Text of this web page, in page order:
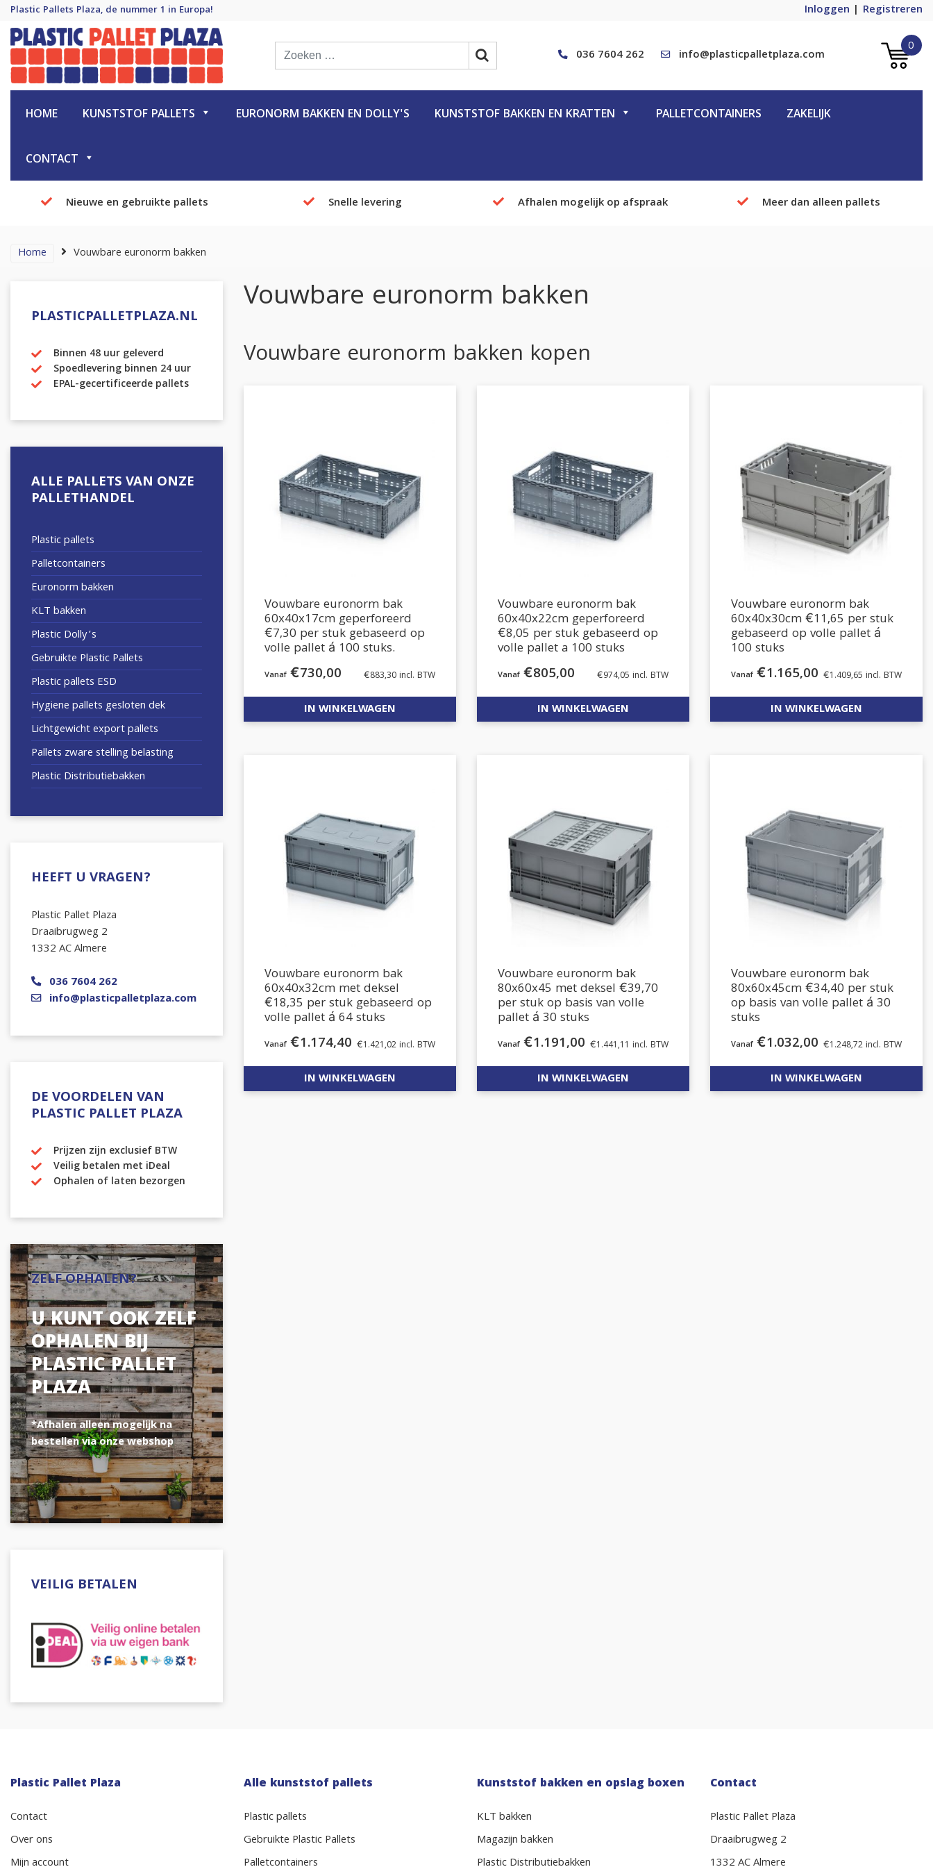
Plastic Pallets Plaza, de nummer 1 in Europa! Inloggen Registreren
Plastic Pallet Plaza
Plastic Pallets Plaza, de nummer 1 in Europa! 0
036 7604 262 info@plasticpalletplaza.com
HOME KUNSTSTOF PALLETS EURONORM BAKKEN EN DOLLY'S KUNSTSTOF BAKKEN EN KRATTEN PALLETCONTAINERS ZAKELIJK
CONTACT
Nieuwe en gebruikte pallets Snelle levering Afhalen mogelijk op afspraak Meer dan alleen pallets
Home Vouwbare euronorm bakken
PLASTICPALLETPLAZA.NL
Binnen 48 uur geleverd
Spoedlevering binnen 24 uur
EPAL-gecertificeerde pallets
ALLE PALLETS VAN ONZE
PALLETHANDEL
Plastic pallets
Palletcontainers
Euronorm bakken
KLT bakken
Plastic Dolly’s
Gebruikte Plastic Pallets
Plastic pallets ESD
Hygiene pallets gesloten dek
Lichtgewicht export pallets
Pallets zware stelling belasting
Plastic Distributiebakken
HEEFT U VRAGEN?
Plastic Pallet Plaza
Draaibrugweg 2
1332 AC Almere
036 7604 262
info@plasticpalletplaza.com
DE VOORDELEN VAN
PLASTIC PALLET PLAZA
Prijzen zijn exclusief BTW
Veilig betalen met iDeal
Ophalen of laten bezorgen
ZELF OPHALEN?
U KUNT OOK ZELF
OPHALEN BIJ
PLASTIC PALLET
PLAZA
*Afhalen alleen mogelijk na
bestellen via onze webshop
VEILIG BETALEN
Vouwbare euronorm bakken
Vouwbare euronorm bakken kopen
Vouwbare euronorm bak
60x40x17cm geperforeerd
€7,30 per stuk gebaseerd op
volle pallet á 100 stuks.
€730,00 €883,30incl. BTW
IN WINKELWAGEN
Vouwbare euronorm bak
60x40x22cm geperforeerd
€8,05 per stuk gebaseerd op
volle pallet a 100 stuks
€805,00 €974,05 incl. BTW
IN WINKELWAGEN
Vouwbare euronorm bak
60x40x30cm €11,65 per stuk
gebaseerd op volle pallet á
100 stuks
€1.165,00 €1.409,65 incl. BTW
IN WINKELWAGEN
Vouwbare euronorm bak
60x40x32cm met deksel
€18,35 per stuk gebaseerd op
volle pallet á 64 stuks
€1.174,40 €1.421,02incl. BTW
IN WINKELWAGEN
Vouwbare euronorm bak
80x60x45 met deksel €39,70
per stuk op basis van volle
pallet á 30 stuks
€1.191,00 €1.441,11 incl. BTW
IN WINKELWAGEN
Vouwbare euronorm bak
80x60x45cm €34,40 per stuk
op basis van volle pallet á 30
stuks
€1.032,00 €1.248,72incl. BTW
IN WINKELWAGEN
Plastic Pallet Plaza
Contact
Over ons
Mijn account
Alle kunststof pallets
Plastic pallets
Gebruikte Plastic Pallets
Palletcontainers
Kunststof bakken en opslag boxen
KLT bakken
Magazijn bakken
Plastic Distributiebakken
Contact
Plastic Pallet Plaza
Draaibrugweg 2
1332 AC Almere